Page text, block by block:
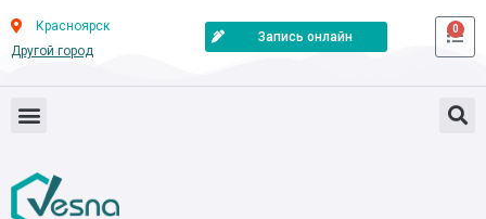
Красноярск
Другой город
Запись онлайн
0